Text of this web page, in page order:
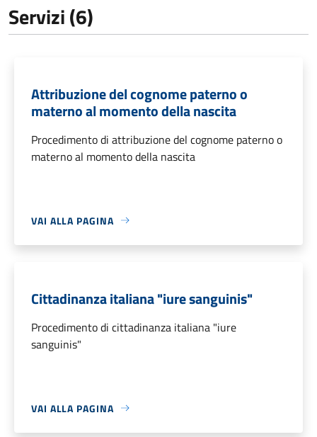
Servizi (6)
Attribuzione del cognome paterno o
materno al momento della nascita
Procedimento di attribuzione del cognome paterno o
materno al momento della nascita
VAI ALLA PAGINA
Cittadinanza italiana "iure sanguinis"
Procedimento di cittadinanza italiana "iure
sanguinis"
VAI ALLA PAGINA